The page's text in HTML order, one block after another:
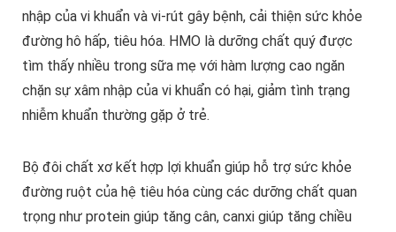
nhập của vi khuẩn và vi-rút gây bệnh, cải thiện sức khỏe
đường hô hấp, tiêu hóa. HMO là dưỡng chất quý được
tìm thấy nhiều trong sữa mẹ với hàm lượng cao ngăn
chặn sự xâm nhập của vi khuẩn có hại, giảm tình trạng
nhiễm khuẩn thường gặp ở trẻ.
Bộ đôi chất xơ kết hợp lợi khuẩn giúp hỗ trợ sức khỏe
đường ruột của hệ tiêu hóa cùng các dưỡng chất quan
trọng như protein giúp tăng cân, canxi giúp tăng chiều